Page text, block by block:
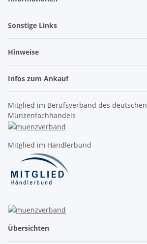
Sonstige Links
Hinweise
Infos zum Ankauf
Mitglied im Berufsverband des deutschen
Münzenfachhandels
Mitglied im Händlerbund
Übersichten